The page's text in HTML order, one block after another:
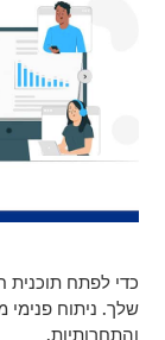
כדי לפתח תוכנית
שלך. ניתוח